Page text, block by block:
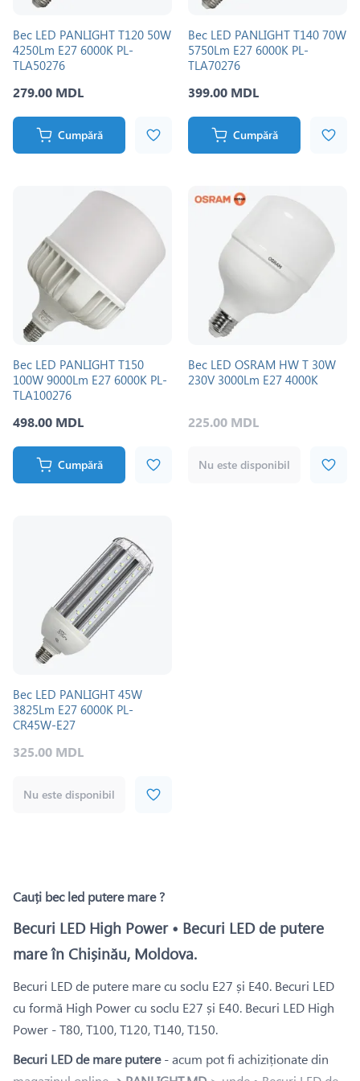
Bec LED PANLIGHT T120 50W
4250Lm E27 6000K PL-
TLA50276
279.00 MDL
Cumpără
Bec LED PANLIGHT T140 70W
5750Lm E27 6000K PL-
TLA70276
399.00 MDL
Cumpără
Bec LED PANLIGHT T150
100W 9000Lm E27 6000K PL-
TLA100276
498.00 MDL
Cumpără
Bec LED OSRAM HW T 30W
230V 3000Lm E27 4000K
225.00 MDL
Nu este disponibil
Bec LED PANLIGHT 45W
3825Lm E27 6000K PL-
CR45W-E27
325.00 MDL
Nu este disponibil
Cauți bec led putere mare ?
Becuri LED High Power • Becuri LED de putere
mare în Chișinău, Moldova.
Becuri LED de putere mare cu soclu E27 și E40. Becuri LED
cu formă High Power cu soclu E27 și E40. Becuri LED High
Power - T80, T100, T120, T140, T150.
Becuri LED de mare putere- acum pot fi achiziționate din